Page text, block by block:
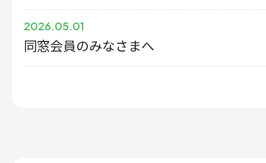
2026.05.01
同窓会員のみなさまへ